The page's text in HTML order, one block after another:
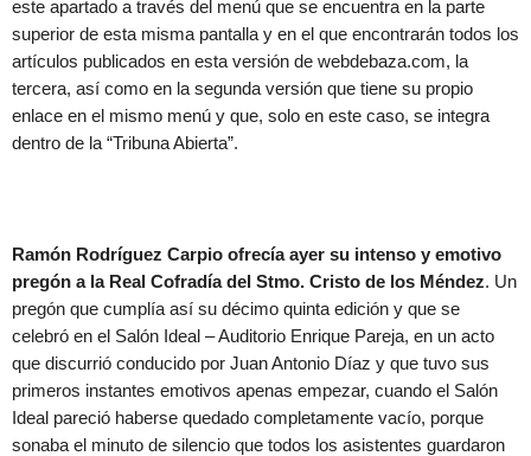
este apartado a través del menú que se encuentra en la parte
superior de esta misma pantalla y en el que encontrarán todos los
artículos publicados en esta versión de webdebaza.com, la
tercera, así como en la segunda versión que tiene su propio
enlace en el mismo menú y que, solo en este caso, se integra
dentro de la “Tribuna Abierta”.
Ramón Rodríguez Carpio ofrecía ayer su intenso y emotivo
pregón a la Real Cofradía del Stmo. Cristo de los Méndez. Un
pregón que cumplía así su décimo quinta edición y que se
celebró en el Salón Ideal – Auditorio Enrique Pareja, en un acto
que discurrió conducido por Juan Antonio Díaz y que tuvo sus
primeros instantes emotivos apenas empezar, cuando el Salón
Ideal pareció haberse quedado completamente vacío, porque
sonaba el minuto de silencio que todos los asistentes guardaron